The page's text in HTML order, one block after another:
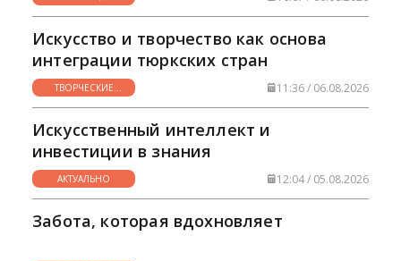
НУЖНО
Искусство и творчество как основа
интеграции тюркских стран
ТВОРЧЕСКИЕ
ГОРИЗОНТЫ
11:36 / 06.08.2026
Искусственный интеллект и
инвестиции в знания
АКТУАЛЬНО 12:04 / 05.08.2026
Забота, которая вдохновляет